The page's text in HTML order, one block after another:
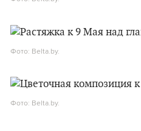
Фото: Belta.by.
Фото: Belta.by.